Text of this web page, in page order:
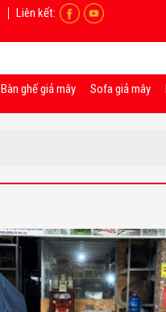
Liên kết:
Bàn ghế giả mây Sofa giả mây